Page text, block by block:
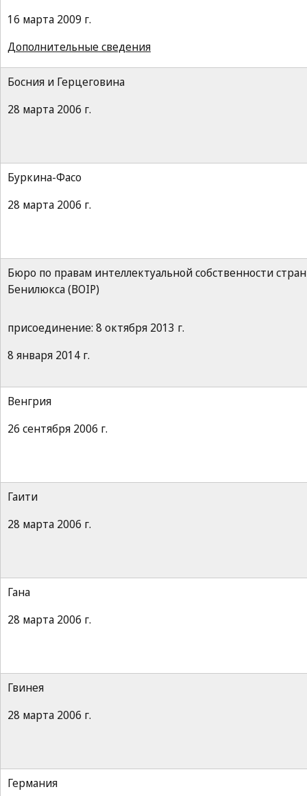
16 марта 2009 г.
Дополнительные сведения
Босния и Герцеговина
28 марта 2006 г.
Буркина-Фасо
28 марта 2006 г.
Бюро по правам интеллектуальной собственности стран
Бенилюкса (BOIP)
присоединение: 8 октября 2013 г.
8 января 2014 г.
Венгрия
26 сентября 2006 г.
Гаити
28 марта 2006 г.
Гана
28 марта 2006 г.
Гвинея
28 марта 2006 г.
Германия